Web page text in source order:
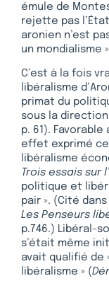
émule de
rejette pas
aronien n’est
un mondialisme
C’est à la fois
libéralisme
primat du
sous la direction
p. 61).
effet exprimé
libéralisme
Trois essais sur
politique et
pair ». (Cité
Les Penseurs
p.746.) Libéral-
s’était même
avait qualifié de
libéralisme » (